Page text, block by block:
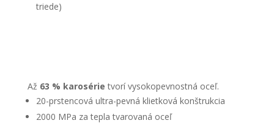
triede)
Až 63 % karosérie tvorí vysokopevnostná oceľ.
20-prstencová ultra-pevná klietková konštrukcia
2000 MPa za tepla tvarovaná oceľ